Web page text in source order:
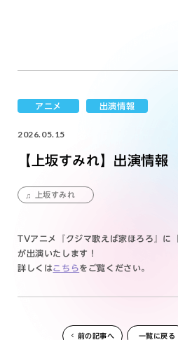
アニメ 出演情報
2026.05.15
【上坂すみれ】出演情報
上坂すみれ
TVアニメ『クジマ歌えば家ほろろ』に
が出演いたします！
詳しくはこちらをご覧ください。
前の記事へ 一覧に戻る